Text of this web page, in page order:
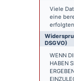
Viele
eine
DSGVO)
WENN
HABEN